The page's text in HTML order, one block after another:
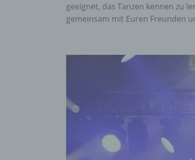
geeignet, das Tanzen kennen zu
gemeinsam mit Euren Freunden